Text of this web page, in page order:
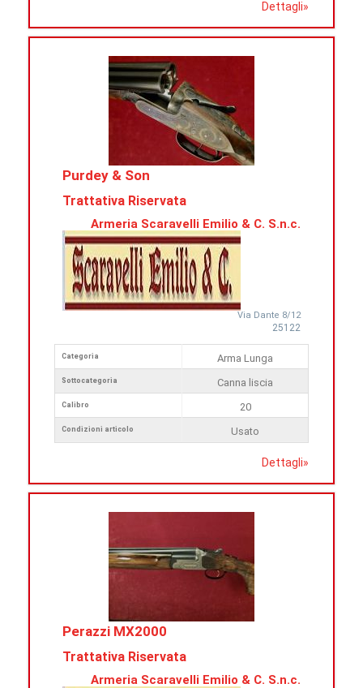
Dettagli»
Purdey & Son
Trattativa Riservata
Armeria Scaravelli Emilio & C. S.n.c.
Via Dante 8/12
25122
Categoria
Sottocategoria
Calibro
Condizioni articolo
Arma Lunga
Canna liscia
20
Usato
Dettagli»
Perazzi MX2000
Trattativa Riservata
Armeria Scaravelli Emilio & C. S.n.c.